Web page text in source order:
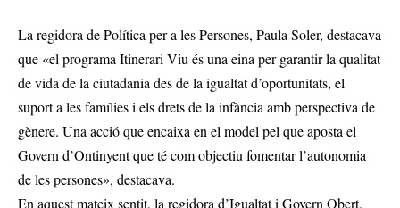
La regidora de Política per a les Persones, Paula Soler, destacava
que «el programa Itinerari Viu és una eina per garantir la qualitat
de vida de la ciutadania des de la igualtat d’oportunitats, el
suport a les famílies i els drets de la infància amb perspectiva de
gènere. Una acció que encaixa en el model pel que aposta el
Govern d’Ontinyent que té com objectiu fomentar l’autonomia
de les persones», destacava.
En aquest mateix sentit, la regidora d’Igualtat i Govern Obert,